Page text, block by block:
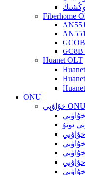
Fiberhome
GC8B
Huanet OLT
ONU
خۇاۋېي ONU